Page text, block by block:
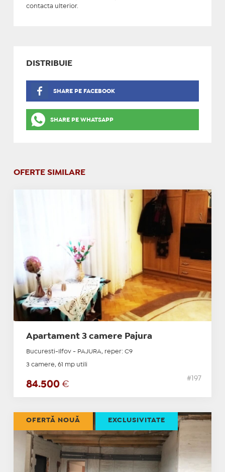
contacta ulterior.
DISTRIBUIE
SHARE PE FACEBOOK
SHARE PE WHATSAPP
OFERTE SIMILARE
Apartament 3 camere Pajura
Bucuresti-Ilfov - PAJURA, reper: C9
3 camere, 61 mp utili
84.500 €
#197
OFERTĂ NOUĂ EXCLUSIVITATE